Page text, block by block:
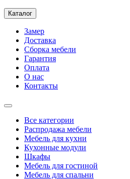
Каталог
Замер
Доставка
Сборка мебели
Гарантия
Оплата
О нас
Контакты
Все категории
Распродажа мебели
Мебель для кухни
Кухонные модули
Шкафы
Мебель для гостиной
Мебель для спальни